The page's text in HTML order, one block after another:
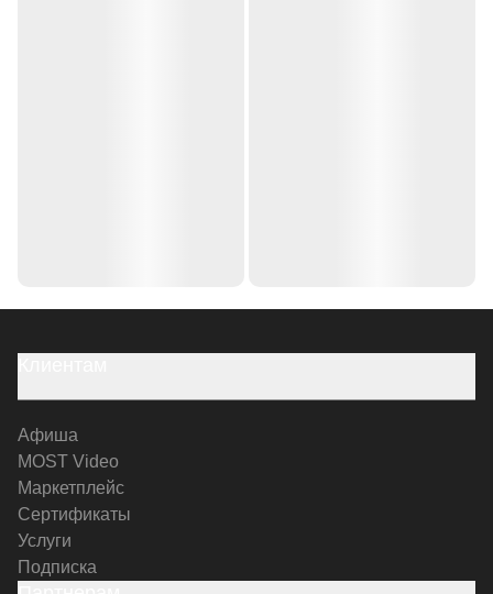
Афиша
MOST Video
Маркетплейс
Сертификаты
Услуги
Подписка